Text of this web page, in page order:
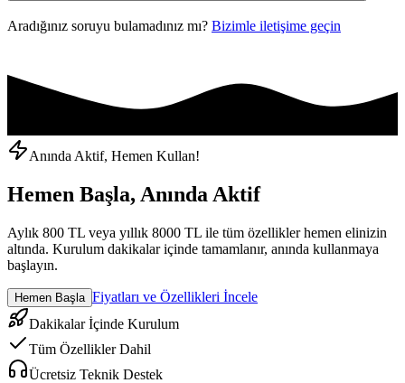
Aradığınız soruyu bulamadınız mı? Bizimle iletişime geçin
Anında Aktif, Hemen Kullan!
Hemen Başla, Anında Aktif
Aylık 800 TL veya yıllık 8000 TL ile tüm özellikler hemen elinizin
altında. Kurulum dakikalar içinde tamamlanır, anında kullanmaya
başlayın.
Hemen Başla Fiyatları ve Özellikleri İncele
Dakikalar İçinde Kurulum
Tüm Özellikler Dahil
Ücretsiz Teknik Destek